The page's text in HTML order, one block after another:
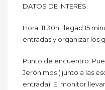
DATOS DE INTERÉS:
Hora: 11:30h, llegad 15
entradas y organizar los
Punto de encuentro:
Jerónimos ( junto a las
entrada). El monitor